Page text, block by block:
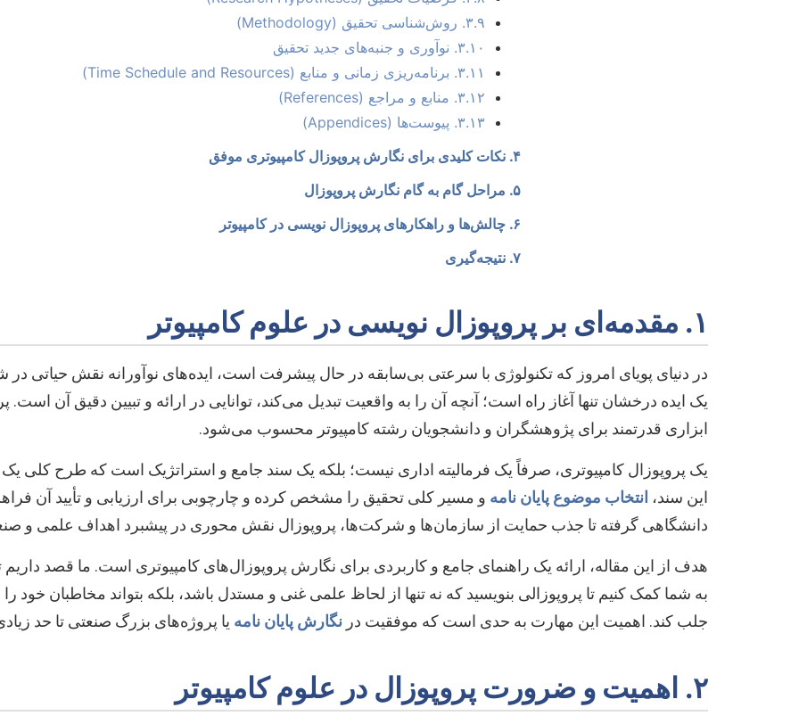
۳.۹. روش‌شناسی تحقیق (Methodology)
۳.۱۰. نوآوری و جنبه‌های جدید تحقیق
۳.۱۱. برنامه‌ریزی زمانی و منابع (Time Schedule and Resources)
۳.۱۲. منابع و مراجع (References)
۳.۱۳. پیوست‌ها (Appendices)
۴. نکات کلیدی برای نگارش پروپوزال کامپیوتری موفق
۵. مراحل گام به گام نگارش پروپوزال
۶. چالش‌ها و راهکارهای پروپوزال نویسی در کامپیوتر
۷. نتیجه‌گیری
۱. مقدمه‌ای بر پروپوزال نویسی در علوم کامپیوتر
در دنیای پویای امروز که تکنولوژی با سرعتی بی‌سابقه در حال پیشرفت است، ایده‌های نوآورانه نقش حیاتی در
یک ایده درخشان تنها آغاز راه است؛ آنچه آن را به واقعیت تبدیل می‌کند، توانایی در ارائه و تبیین دقیق آن است.
ابزاری قدرتمند برای پژوهشگران و دانشجویان رشته کامپیوتر محسوب می‌شود.
یک پروپوزال کامپیوتری، صرفاً یک فرمالیته اداری نیست؛ بلکه یک سند جامع و استراتژیک است که طرح کلی یک
این سند، انتخاب موضوع پایان نامه و مسیر کلی تحقیق را مشخص کرده و چارچوبی برای ارزیابی و تأیید آن
دانشگاهی گرفته تا جذب حمایت از سازمان‌ها و شرکت‌ها، پروپوزال نقش محوری در پیشبرد اهداف علمی و
هدف از این مقاله، ارائه یک راهنمای جامع و کاربردی برای نگارش پروپوزال‌های کامپیوتری است. ما قصد
به شما کمک کنیم تا پروپوزالی بنویسید که نه تنها از لحاظ علمی غنی و مستدل باشد، بلکه بتواند مخاطبان خود
جلب کند. اهمیت این مهارت به حدی است که موفقیت در نگارش پایان نامه یا پروژه‌های بزرگ صنعتی تا حد
۲. اهمیت و ضرورت پروپوزال در علوم کامپیوتر